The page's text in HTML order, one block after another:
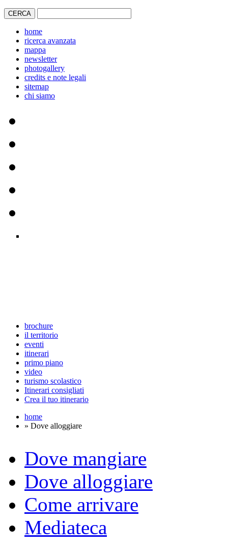
home
ricerca avanzata
mappa
newsletter
photogallery
credits e note legali
sitemap
chi siamo
brochure
il territorio
eventi
itinerari
primo piano
video
turismo scolastico
Itinerari consigliati
Crea il tuo itinerario
home
» Dove alloggiare
Dove mangiare
Dove alloggiare
Come arrivare
Mediateca